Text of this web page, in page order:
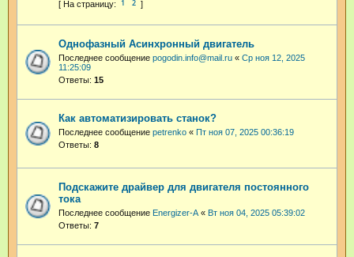
1 2
Однофазный Асинхронный двигатель
Последнее сообщение pogodin.info@mail.ru « Ср ноя 12, 2025
11:25:09
Ответы: 15
Как автоматизировать станок?
Последнее сообщение petrenko « Пт ноя 07, 2025 00:36:19
Ответы: 8
Подскажите драйвер для двигателя постоянного
тока
Последнее сообщение Energizer-A« Вт ноя 04, 2025 05:39:02
Ответы: 7